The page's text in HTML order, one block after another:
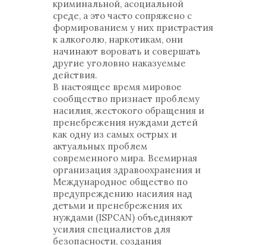
криминальной, асоциальной
среде, а это часто сопряжено с
формированием у них пристрастия
к алкоголю, наркотикам, они
начинают воровать и совершать
другие уголовно наказуемые
действия.
В настоящее время мировое
сообщество признает проблему
насилия, жестокого обращения и
пренебрежения нуждами детей
как одну из самых острых и
актуальных проблем
современного мира. Всемирная
организация здравоохранения и
Международное общество по
предупреждению насилия над
детьми и пренебрежения их
нуждами (ISPCAN) объединяют
усилия специалистов для
безопасности, создания